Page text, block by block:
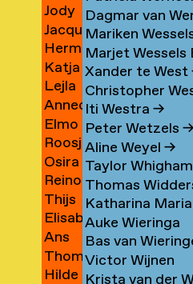
→
→
Vergeer
→
Jody
Vergeer
→
Jacqueline
Verhaagen
Herman
Verhagen
→
Katja
Verheul
→
Lejla
Verheus
→
Annechien
Verhey
→
Elmo
Vermijs
→
Roosje
Verschoor
→
Osira
Verspyck
→
Reinout
Versteeg
→
Thijs
Verster
→
Elisabeth
Vervecken
→
Ans
Vianen
→
Thomas
Viers
Hilde
Dagmar van
Mariken
Marjet
Xander te West
Christopher
Iti Westra→
Peter Wetzels→
Aline Weyel→
Taylor Whigham
Thomas
Katharina
Auke Wieringa
Bas van
Victor Wijnen
Krista van der